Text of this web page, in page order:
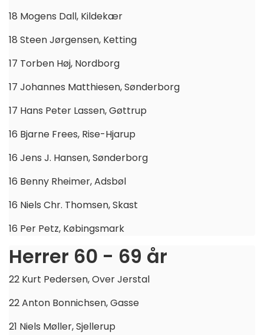
18 Mogens Dall, Kildekær
18 Steen Jørgensen, Ketting
17 Torben Høj, Nordborg
17 Johannes Matthiesen, Sønderborg
17 Hans Peter Lassen, Gøttrup
16 Bjarne Frees, Rise-Hjarup
16 Jens J. Hansen, Sønderborg
16 Benny Rheimer, Adsbøl
16 Niels Chr. Thomsen, Skast
16 Per Petz, Købingsmark
Herrer 60 - 69 år
22 Kurt Pedersen, Over Jerstal
22 Anton Bonnichsen, Gasse
21 Niels Møller, Sjellerup